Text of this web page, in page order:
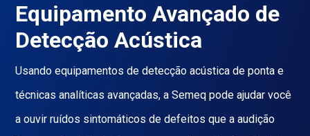
Equipamento Avançado de
Detecção Acústica
Usando equipamentos de detecção acústica de ponta e
técnicas analíticas avançadas, a Semeq pode ajudar você
a ouvir ruídos sintomáticos de defeitos que a audição